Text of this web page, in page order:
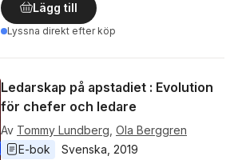
Lägg till
Lyssna direkt efter köp
Ledarskap på apstadiet : Evolution
för chefer och ledare
Av Tommy Lundberg Ola Berggren
E-bok
Svenska 2019